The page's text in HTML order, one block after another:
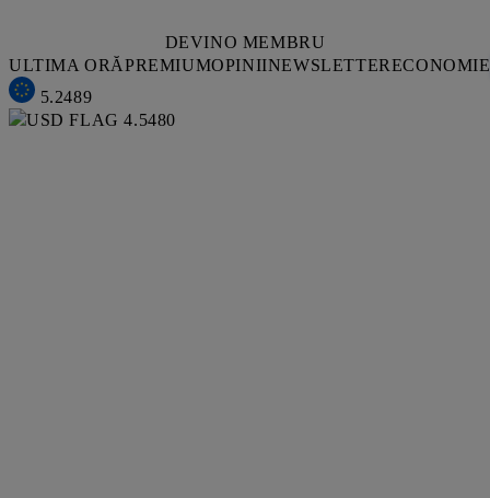
DEVINO MEMBRU
ULTIMA ORĂPREMIUMOPINIINEWSLETTERECONOMIE
5.2489
4.5480